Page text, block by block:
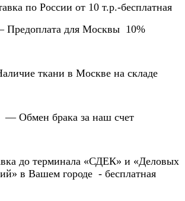
по России от 10 т.р.-бесплатная
Предоплата для Москвы 10%
ткани в Москве на складе
— Обмен брака за наш счет
до терминала «СДЕК» и «Деловых
в Вашем городе - бесплатная